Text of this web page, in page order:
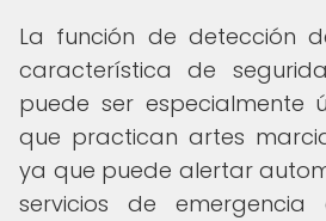
La función de detección
característica de
puede ser especialmente
que practican artes
ya que puede alertar
servicios de